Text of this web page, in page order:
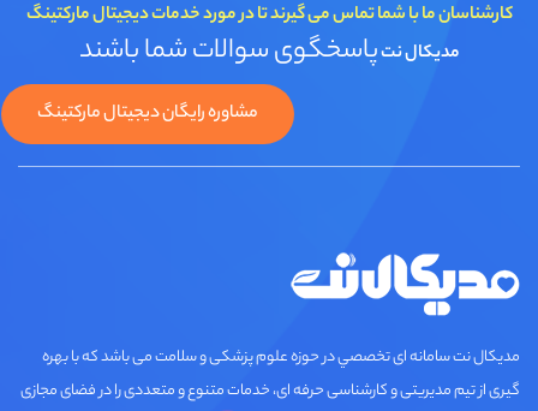
کارشناسان ما با شما تماس می گیرند تا در مورد خدمات دیجیتال مارکتینگ
مدیکال نتپاسخگوی سوالات شما باشند
مشاوره رایگان دیجیتال مارکتینگ
مديكال نت سامانه ای تخصصي در حوزه علوم پزشکی و سلامت می باشد که با بهره
گیری از تیم مدیریتی و کارشناسی حرفه ای، خدمات متنوع و متعددی را در فضای مجازی